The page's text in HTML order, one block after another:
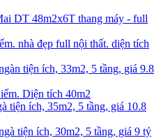
DT 48m2x6T thang máy - full
nhà đẹp full nội thất. diện tích
tiện ích, 33m2, 5 tầng, giá 9.8
Diện tích 40m2
tiện ích, 35m2, 5 tầng, giá 10.8
tiện ích, 30m2, 5 tầng, giá 9 tỷ